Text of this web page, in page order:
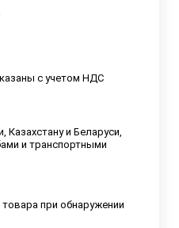
с учетом НДС
Казахстану и Беларуси,
и транспортными
при обнаружении